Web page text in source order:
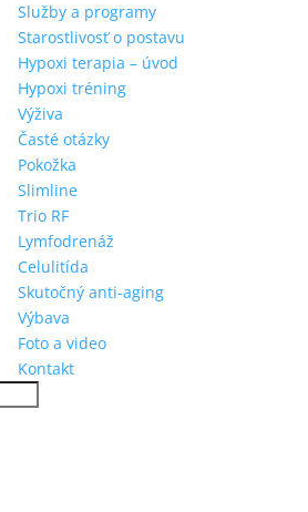
Služby a programy
Starostlivosť o postavu
Hypoxi terapia – úvod
Hypoxi tréning
Výživa
Časté otázky
Pokožka
Slimline
Trio RF
Lymfodrenáž
Celulitída
Skutočný anti-aging
Výbava
Foto a video
Kontakt